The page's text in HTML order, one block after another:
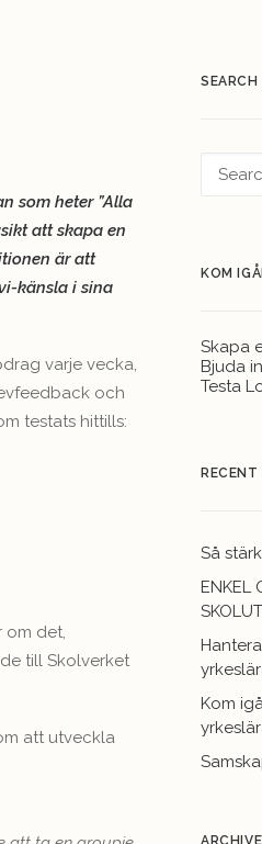
som heter ”Alla
att skapa en
är att
känsla i sina
varje vecka,
och
testats hittills:
om det,
till Skolverket
att utveckla
SEARCH
KOM
Skapa
Bjuda
Testa
Så
ENKEL
Kom